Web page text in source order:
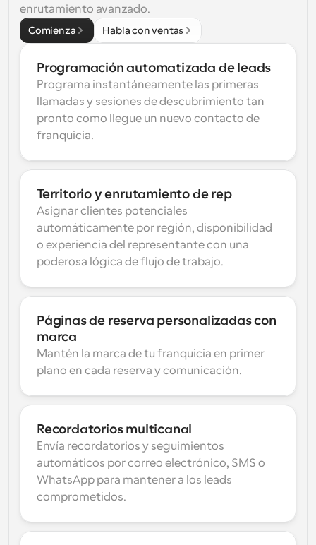
enrutamiento avanzado.
Comienza Habla con ventas
Programación automatizada de leads
Programa instantáneamente las primeras
llamadas y sesiones de descubrimiento tan
pronto como llegue un nuevo contacto de
franquicia.
Territorio y enrutamiento de rep
Asignar clientes potenciales
automáticamente por región, disponibilidad
o experiencia del representante con una
poderosa lógica de flujo de trabajo.
Páginas de reserva personalizadas con
marca
Mantén la marca de tu franquicia en primer
plano en cada reserva y comunicación.
Recordatorios multicanal
Envía recordatorios y seguimientos
automáticos por correo electrónico, SMS o
WhatsApp para mantener a los leads
comprometidos.